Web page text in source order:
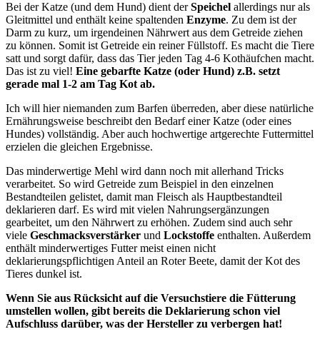
Bei der Katze (und dem Hund) dient derSpeichel allerdings nur als
Gleitmittel und enthält keine spaltenden Enzyme. Zu dem ist der
Darm zu kurz, um irgendeinen Nährwert aus dem Getreide ziehen
zu können. Somit ist Getreide ein reiner Füllstoff. Es macht die Tiere
satt und sorgt dafür, dass das Tier jeden Tag 4-6 Kothäufchen macht.
Das ist zu viel! Eine gebarfte Katze (oder Hund) z.B. setzt
gerade mal 1-2 am Tag Kot ab.
Ich will hier niemanden zum Barfen überreden, aber diese natürliche
Ernährungsweise beschreibt den Bedarf einer Katze (oder eines
Hundes) vollständig. Aber auch hochwertige artgerechte Futtermittel
erzielen die gleichen Ergebnisse.
Das minderwertige Mehl wird dann noch mit allerhand Tricks
verarbeitet. So wird Getreide zum Beispiel in den einzelnen
Bestandteilen gelistet, damit man Fleisch als Hauptbestandteil
deklarieren darf. Es wird mit vielen Nahrungsergänzungen
gearbeitet, um den Nährwert zu erhöhen. Zudem sind auch sehr
viele Geschmacksverstärker und Lockstoffe enthalten. Außerdem
enthält minderwertiges Futter meist einen nicht
deklarierungspflichtigen Anteil an Roter Beete, damit der Kot des
Tieres dunkel ist.
Wenn Sie aus Rücksicht auf die Versuchstiere die Fütterung
umstellen wollen, gibt bereits die Deklarierung schon viel
Aufschluss darüber, was der Hersteller zu verbergen hat!